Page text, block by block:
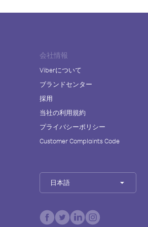
会社情報
Viberについて
ブランドセンター
採用
当社の利用規約
プライバシーポリシー
Customer Complaints Code
日本語